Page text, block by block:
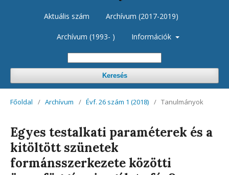
Aktuális szám Archívum (2017-2019)
Archívum (1993- ) Információk
Keresés
Főoldal / Archívum / Évf. 26 szám 1 (2018) / Tanulmányok
Egyes testalkati paraméterek és a
kitöltött szünetek
formánsszerkezete közötti